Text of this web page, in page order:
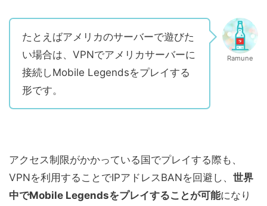
たとえばアメリカのサーバーで遊びた
い場合は、VPNでアメリカサーバーに
接続しMobile Legendsをプレイする
形です。
Ramune
アクセス制限がかかっている国でプレイする際も、
VPNを利用することでIPアドレスBANを回避し、 世界
中でMobile Legendsをプレイすることが可能になり